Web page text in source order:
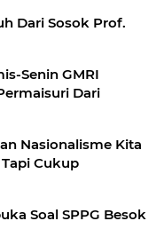
Dari Sosok Prof.
Dari
Nasionalisme Kita
Cukup
Soal SPPG Besok